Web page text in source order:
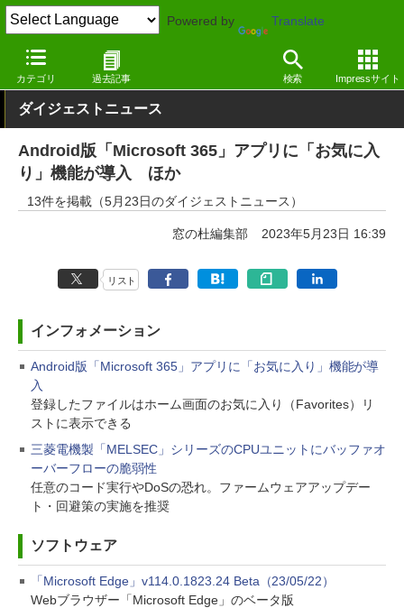
Powered by Translate
カテゴリ 過去記事 検索 Impressサイト
窓の杜 その他の話題 アップデート
ダイジェストニュース
Android版「Microsoft 365」アプリに「お気に入
り」機能が導入 ほか
13件を掲載（5月23日のダイジェストニュース）
窓の杜編集部 2023年5月23日 16:39
リスト
インフォメーション
Android版「Microsoft 365」アプリに「お気に入り」機能が導
入
登録したファイルはホーム画面のお気に入り（Favorites）リ
ストに表示できる
三菱電機製「MELSEC」シリーズのCPUユニットにバッファオ
ーバーフローの脆弱性
任意のコード実行やDoSの恐れ。ファームウェアアップデー
ト・回避策の実施を推奨
ソフトウェア
「Microsoft Edge」v114.0.1823.24 Beta（23/05/22）
Webブラウザー「Microsoft Edge」のベータ版